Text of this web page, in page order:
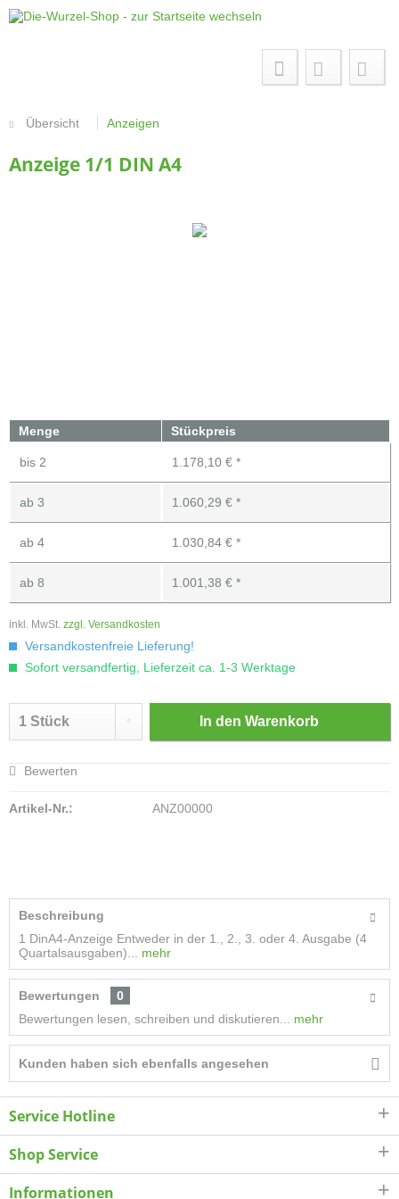
Übersicht Anzeigen
Anzeige 1/1 DIN A4
Menge Stückpreis
bis 2 1.178,10 € *
ab 3 1.060,29 € *
ab 4 1.030,84 € *
ab 8 1.001,38 € *
inkl. MwSt. zzgl. Versandkosten
Versandkostenfreie Lieferung!
Sofort versandfertig, Lieferzeit ca. 1-3 Werktage
In den Warenkorb
Bewerten
Artikel-Nr.: ANZ00000
Beschreibung
1 DinA4-Anzeige Entweder in der 1., 2., 3. oder 4. Ausgabe (4
Quartalsausgaben)...
mehr
Bewertungen
0
Bewertungen lesen, schreiben und diskutieren...
mehr
Kunden haben sich ebenfalls angesehen
Service Hotline
Shop Service
Informationen